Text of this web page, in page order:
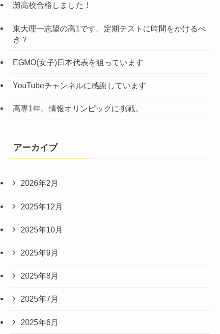
灘高校合格しました！
東大理一志望の高1です。定期テストに時間をかけるべ
き？
EGMO(女子)日本代表を狙っています
YouTubeチャンネルに感謝しています
高専1年。情報オリンピックに挑戦。
アーカイブ
2026年2月
2025年12月
2025年10月
2025年9月
2025年8月
2025年7月
2025年6月